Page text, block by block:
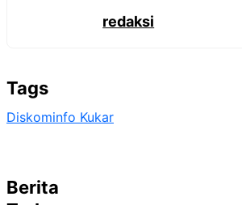
redaksi
Tags
Diskominfo Kukar
Berita